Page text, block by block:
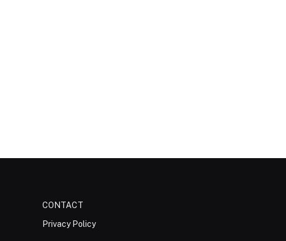
CONTACT
Privacy Policy